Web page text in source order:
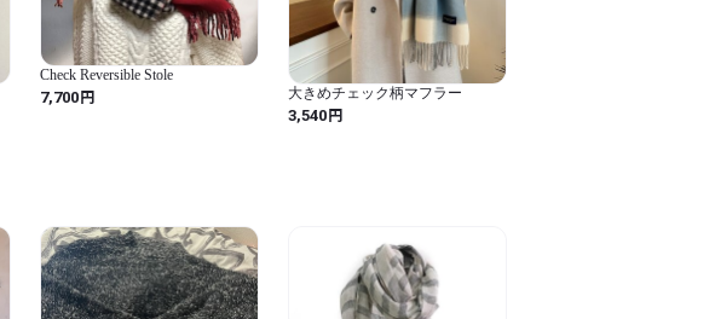
Check Reversible Stole
7,700円 大きめチェック柄マフラー
3,540円